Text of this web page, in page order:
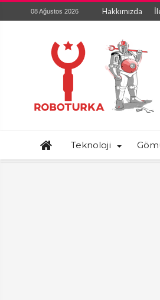
08 Ağustos 2026 Hakkımızda
Teknoloji